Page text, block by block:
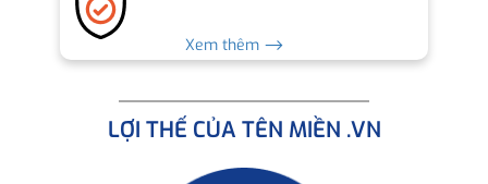
Xem thêm ⟶
LỢI THẾ CỦA TÊN MIỀN .VN